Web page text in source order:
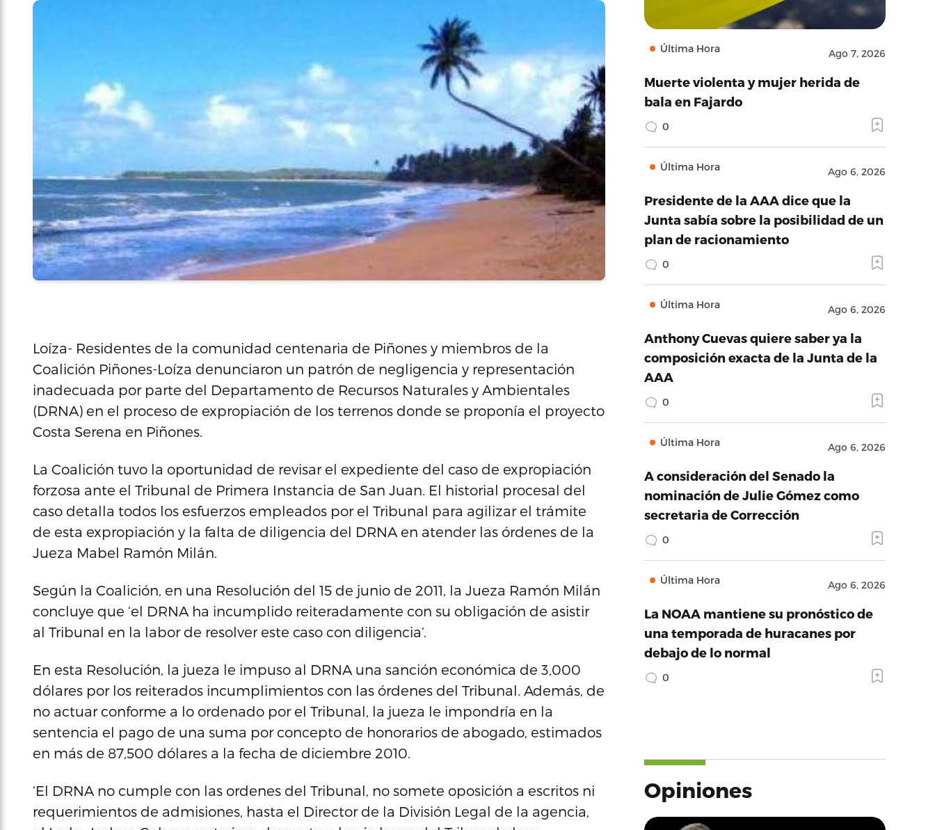
Loíza- Residentes de la comunidad centenaria de Piñones y miembros de la
Coalición Piñones-Loíza denunciaron un patrón de negligencia y representación
inadecuada por parte del Departamento de Recursos Naturales y Ambientales
(DRNA) en el proceso de expropiación de los terrenos donde se proponía el proyecto
Costa Serena en Piñones.
La Coalición tuvo la oportunidad de revisar el expediente del caso de expropiación
forzosa ante el Tribunal de Primera Instancia de San Juan. El historial procesal del
caso detalla todos los esfuerzos empleados por el Tribunal para agilizar el trámite
de esta expropiación y la falta de diligencia del DRNA en atender las órdenes de la
Jueza Mabel Ramón Milán.
Según la Coalición, en una Resolución del 15 de junio de 2011, la Jueza Ramón Milán
concluye que ‘el DRNA ha incumplido reiteradamente con su obligación de asistir
al Tribunal en la labor de resolver este caso con diligencia’.
En esta Resolución, la jueza le impuso al DRNA una sanción económica de 3,000
dólares por los reiterados incumplimientos con las órdenes del Tribunal. Además, de
no actuar conforme a lo ordenado por el Tribunal, la jueza le impondría en la
sentencia el pago de una suma por concepto de honorarios de abogado, estimados
en más de 87,500 dólares a la fecha de diciembre 2010.
‘El DRNA no cumple con las ordenes del Tribunal, no somete oposición a escritos ni
requerimientos de admisiones, hasta el Director de la División Legal de la agencia,
Última Hora Ago 7, 2026
Muerte violenta y mujer herida de
bala en Fajardo
0
Última Hora Ago 6, 2026
Presidente de la AAA dice que la
Junta sabía sobre la posibilidad de un
plan de racionamiento
0
Última Hora Ago 6, 2026
Anthony Cuevas quiere saber ya la
composición exacta de la Junta de la
AAA
0
Última Hora Ago 6, 2026
A consideración del Senado la
nominación de Julie Gómez como
secretaria de Corrección
0
Última Hora Ago 6, 2026
La NOAA mantiene su pronóstico de
una temporada de huracanes por
debajo de lo normal
0
Opiniones